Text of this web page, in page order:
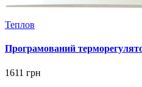
Теплов
Програмований
1611 грн